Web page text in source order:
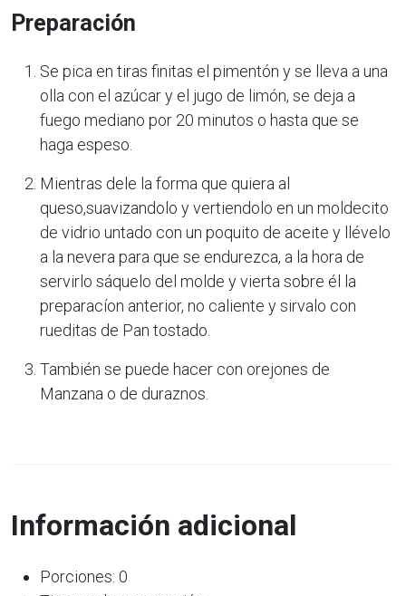
Preparación
Se pica en tiras finitas el pimentón y se lleva a una
olla con el azúcar y el jugo de limón, se deja a
fuego mediano por 20 minutos o hasta que se
haga espeso.
Mientras dele la forma que quiera al
queso,suavizandolo y vertiendolo en un moldecito
de vidrio untado con un poquito de aceite y llévelo
a la nevera para que se endurezca, a la hora de
servirlo sáquelo del molde y vierta sobre él la
preparacíon anterior, no caliente y sirvalo con
rueditas de Pan tostado.
También se puede hacer con orejones de
Manzana o de duraznos.
Información adicional
Porciones: 0